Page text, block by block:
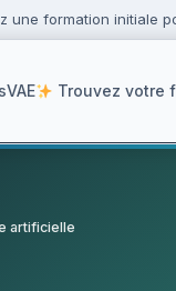
une formation initiale
VAE Trouvez votre
artificielle